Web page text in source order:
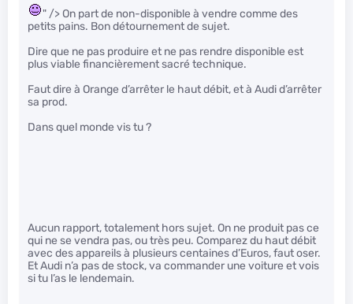
" /> On part de non-disponible à vendre comme des
petits pains. Bon détournement de sujet.
Dire que ne pas produire et ne pas rendre disponible est
plus viable financièrement sacré technique.
Faut dire à Orange d’arrêter le haut débit, et à Audi d’arrêter
sa prod.
Dans quel monde vis tu ?
Aucun rapport, totalement hors sujet. On ne produit pas ce
qui ne se vendra pas, ou très peu. Comparez du haut débit
avec des appareils à plusieurs centaines d’Euros, faut oser.
Et Audi n’a pas de stock, va commander une voiture et vois
si tu l’as le lendemain.